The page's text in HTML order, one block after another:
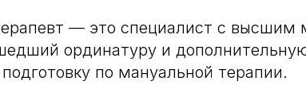
— это специалист с высшим
ординатуру и
по мануальной терапии.